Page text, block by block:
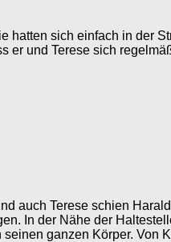
hatten sich einfach in der
er und Terese sich
auch Terese schien
In der Nähe der
ganzen Körper. Von